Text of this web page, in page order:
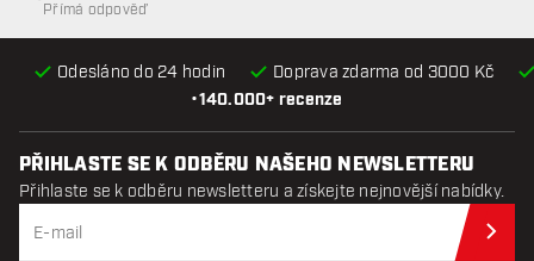
•140.000+ recenze
Odesláno do 24 hodin Doprava zdarma od 3000 Kč
Přímá odpověď
PŘIHLASTE SE K ODBĚRU NAŠEHO NEWSLETTERU
Přihlaste se k odběru newsletteru a získejte nejnovější nabídky.